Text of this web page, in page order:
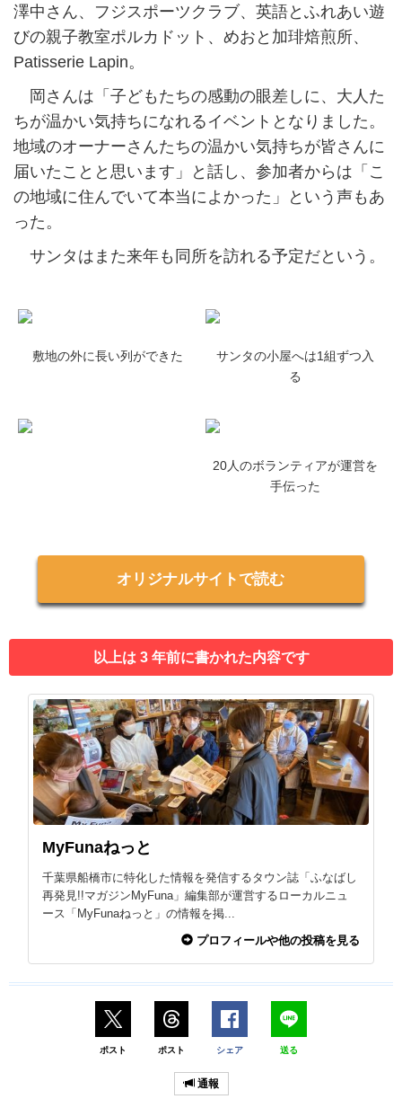
澤中さん、フジスポーツクラブ、英語とふれあい遊
びの親子教室ポルカドット、めおと加琲焙煎所、
Patisserie Lapin。
岡さんは「子どもたちの感動の眼差しに、大人た
ちが温かい気持ちになれるイベントとなりました。
地域のオーナーさんたちの温かい気持ちが皆さんに
届いたことと思います」と話し、参加者からは「こ
の地域に住んでいて本当によかった」という声もあ
った。
サンタはまた来年も同所を訪れる予定だという。
敷地の外に長い列ができた
サンタの小屋へは1組ずつ入
る
20人のボランティアが運営を
手伝った
オリジナルサイトで読む
以上は 3 年前に書かれた内容です
MyFunaねっと
千葉県船橋市に特化した情報を発信するタウン誌「ふなばし
再発見!!マガジンMyFuna」編集部が運営するローカルニュ
ース「MyFunaねっと」の情報を掲...
プロフィールや他の投稿を見る
ポスト ポスト シェア 送る
通報